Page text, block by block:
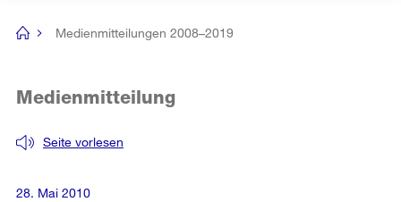
Navigation
[no
Medienmitteilungen 2008–2019
Seite vorlesen
Medienmitteilung
28. Mai 2010